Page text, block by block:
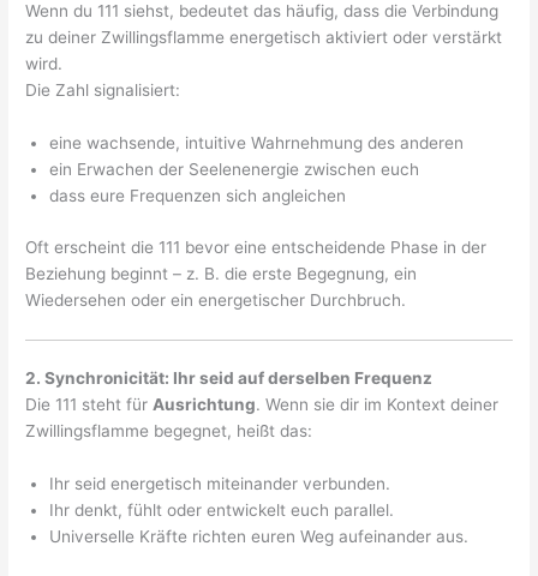
Wenn du 111 siehst, bedeutet das häufig, dass die Verbindung
zu deiner Zwillingsflamme energetisch aktiviert oder verstärkt
wird.
Die Zahl signalisiert:
eine wachsende, intuitive Wahrnehmung des anderen
ein Erwachen der Seelenenergie zwischen euch
dass eure Frequenzen sich angleichen
Oft erscheint die 111 bevor eine entscheidende Phase in der
Beziehung beginnt – z. B. die erste Begegnung, ein
Wiedersehen oder ein energetischer Durchbruch.
2. Synchronicität: Ihr seid auf derselben Frequenz
Die 111 steht für Ausrichtung. Wenn sie dir im Kontext deiner
Zwillingsflamme begegnet, heißt das:
Ihr seid energetisch miteinander verbunden.
Ihr denkt, fühlt oder entwickelt euch parallel.
Universelle Kräfte richten euren Weg aufeinander aus.